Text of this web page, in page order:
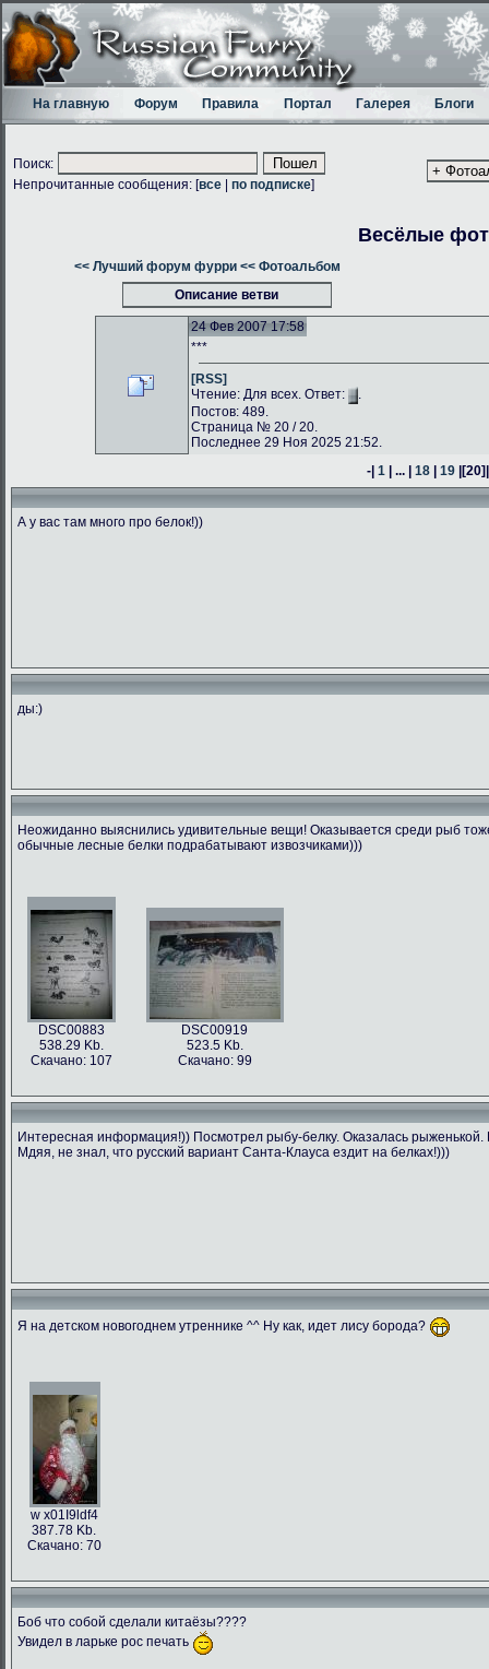
На главную Форум Правила Портал Галерея Блоги
Поиск:
Непрочитанные сообщения: [все по подписке]
Весёлые
<< Лучший форум фурри << Фотоальбом
Описание ветви
24 Фев 2007 17:58
***
[RSS]
Чтение: Для всех. Ответ:
.
Постов: 489.
Страница № 20 / 20.
Последнее 29 Ноя 2025 21:52.
-| 1 | ... | 18 | 19 |[20]
А у вас там много про белок!))
ды:)
Неожиданно выяснились удивительные вещи! Оказывается среди рыб
обычные лесные белки подрабатывают извозчиками)))
DSC00883
538.29 Kb.
Скачано: 107
DSC00919
523.5 Kb.
Скачано: 99
Интересная информация!)) Посмотрел рыбу-белку. Оказалась рыженькой.
Мдяя, не знал, что русский вариант Санта-Клауса ездит на белках!)))
Я на детском новогоднем утреннике ^^ Ну как, идет лису борода?
w x01I9ldf4
387.78 Kb.
Скачано: 70
Боб что собой сделали китаёзы????
Увидел в ларьке рос печать